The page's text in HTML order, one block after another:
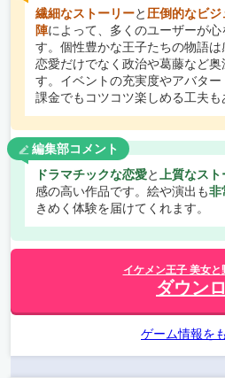
繊細なストーリーと圧倒的なビ
陣によって、多くのユーザーが
す。個性豊かな王子たちの物語は
恋愛だけでなく政治や葛藤など
す。イベントの充実度やアバタ
課金でもコツコツ楽しめる工夫も
編集部コメント
ドラマチックな恋愛と上質なス
感の高い作品です。絵や演出も非
きめく体験を届けてくれます。
イケメン王子 美女
ダウン
ゲーム情報を